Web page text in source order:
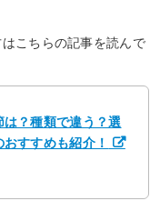
こちらの記事を読んで
？種類で違う？選
すすめも紹介！